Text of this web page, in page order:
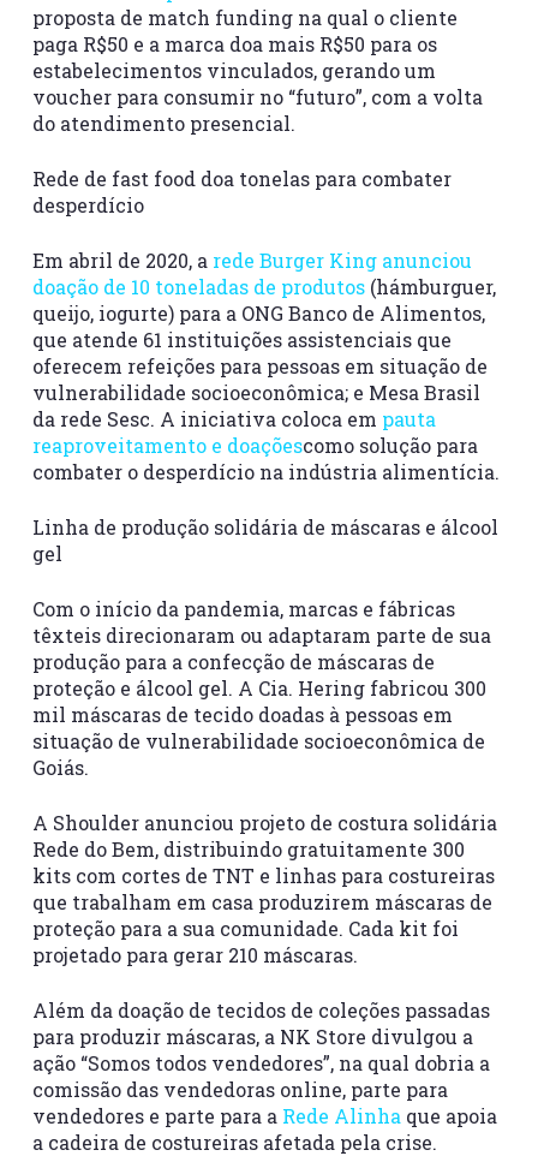
proposta de match funding na qual o cliente
paga R$50 e a marca doa mais R$50 para os
estabelecimentos vinculados, gerando um
voucher para consumir no “futuro”, com a volta
do atendimento presencial.
Rede de fast food doa tonelas para combater
desperdício
Em abril de 2020, a rede Burger King anunciou
doação de 10 toneladas de produtos(hámburguer,
queijo, iogurte) para a ONG Banco de Alimentos,
que atende 61 instituições assistenciais que
oferecem refeições para pessoas em situação de
vulnerabilidade socioeconômica; e Mesa Brasil
da rede Sesc. A iniciativa coloca em pauta
reaproveitamento e doaçõescomo solução para
combater o desperdício na indústria alimentícia.
Linha de produção solidária de máscaras e álcool
gel
Com o início da pandemia, marcas e fábricas
têxteis direcionaram ou adaptaram parte de sua
produção para a confecção de máscaras de
proteção e álcool gel. A Cia. Hering fabricou 300
mil máscaras de tecido doadas à pessoas em
situação de vulnerabilidade socioeconômica de
Goiás.
A Shoulder anunciou projeto de costura solidária
Rede do Bem, distribuindo gratuitamente 300
kits com cortes de TNT e linhas para costureiras
que trabalham em casa produzirem máscaras de
proteção para a sua comunidade. Cada kit foi
projetado para gerar 210 máscaras.
Além da doação de tecidos de coleções passadas
para produzir máscaras, a NK Store divulgou a
ação “Somos todos vendedores”, na qual dobria a
comissão das vendedoras online, parte para
vendedores e parte para a Rede Alinha que apoia
a cadeira de costureiras afetada pela crise.